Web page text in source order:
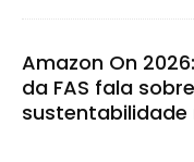
Amazon On
da FAS fala
sustentabilidade